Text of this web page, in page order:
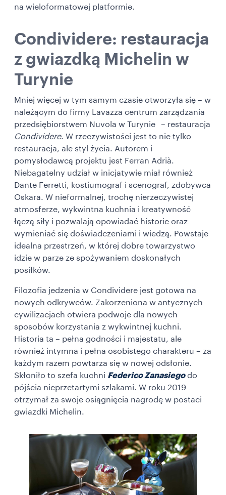
na wieloformatowej platformie.
Condividere: restauracja
z gwiazdką Michelin w
Turynie
Mniej więcej w tym samym czasie otworzyła się – w
należącym do firmy Lavazza centrum zarządzania
przedsiębiorstwem Nuvola w Turynie
– restauracja
Condividere. W rzeczywistości jest to nie tylko
restauracja, ale styl życia. Autorem i
pomysłodawcą projektu jest Ferran Adrià.
Niebagatelny udział w inicjatywie miał również
Dante Ferretti, kostiumograf i scenograf, zdobywca
Oskara. W nieformalnej, trochę nierzeczywistej
atmosferze, wykwintna kuchnia i kreatywność
łączą siły i pozwalają opowiadać historie oraz
wymieniać się doświadczeniami i wiedzą. Powstaje
idealna przestrzeń, w której dobre towarzystwo
idzie w parze ze spożywaniem doskonałych
posiłków.
Filozofia jedzenia w Condividere jest gotowa na
nowych odkrywców. Zakorzeniona w antycznych
cywilizacjach otwiera podwoje dla nowych
sposobów korzystania z wykwintnej kuchni.
Historia ta – pełna godności i majestatu, ale
również intymna i pełna osobistego charakteru – za
każdym razem powtarza się w nowej odsłonie.
Skłoniło to szefa kuchni Federico Zanasiegodo
pójścia nieprzetartymi szlakami. W roku 2019
otrzymał za swoje osiągnięcia nagrodę w postaci
gwiazdki Michelin.